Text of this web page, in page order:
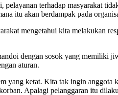
pelayanan terhadap masyarakat
itu akan berdampak pada
mengetahui kita melakukan
dengan sosok yang memiliki
aturan.
yang ketat. Kita tak ingin
Apalagi pelanggaran itu